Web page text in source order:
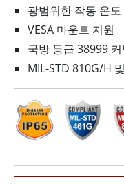
광범위한 작동 온도
VESA 마운트 지원
국방 등급 38999
MIL-STD 810G/H